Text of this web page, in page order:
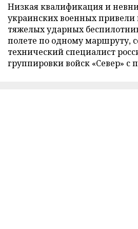
Низкая квалификация и
украинских военных привели
тяжелых ударных
полете по одному маршруту,
технический специалист
группировки войск «Север» с